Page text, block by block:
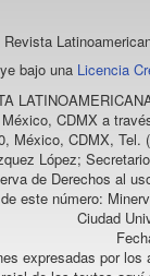
bajo una Licencia
CDMX a
México, CDMX, Tel.
López;
de Derechos al
este número:
Ciudad
expresadas por